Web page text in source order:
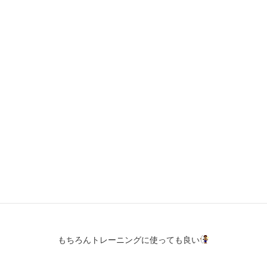
もちろんトレーニングに使っても良い